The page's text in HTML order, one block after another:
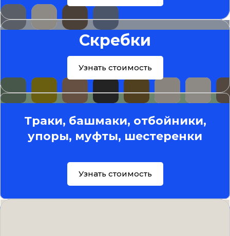
Скребки
Узнать стоимость
Траки, башмаки, отбойники,
упоры, муфты, шестеренки
Узнать стоимость